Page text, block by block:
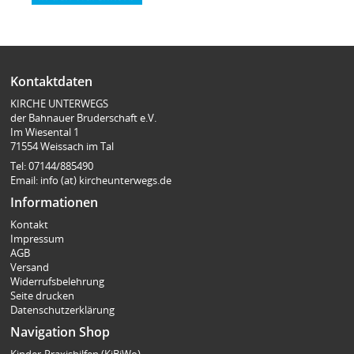
Kontaktdaten
KIRCHE UNTERWEGS
der Bahnauer Bruderschaft e.V.
Im Wiesental 1
71554 Weissach im Tal
Tel: 07144/885490
Email: info (at) kircheunterwegs.de
Informationen
Kontakt
Impressum
AGB
Versand
Widerrufsbelehrung
Seite drucken
Datenschutzerklärung
Navigation Shop